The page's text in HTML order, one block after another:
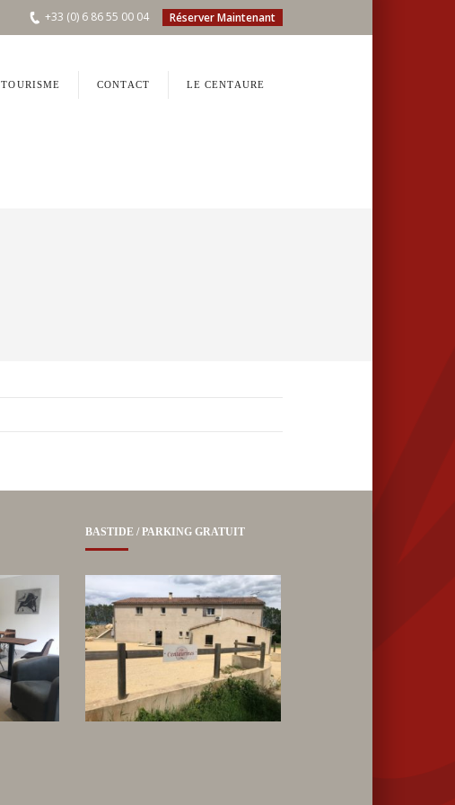
Réserver Maintenant
+33 (0) 6 86 55 00 04
TOURISME CONTACT LE CENTAURE
BASTIDE / PARKING GRATUIT